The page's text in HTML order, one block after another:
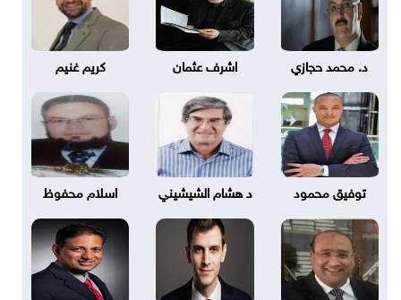
د. محمد حجازي اشرف عثمان كريم غنيم
توفيق محمود د هشام الشيشيني اسلام محفوظ